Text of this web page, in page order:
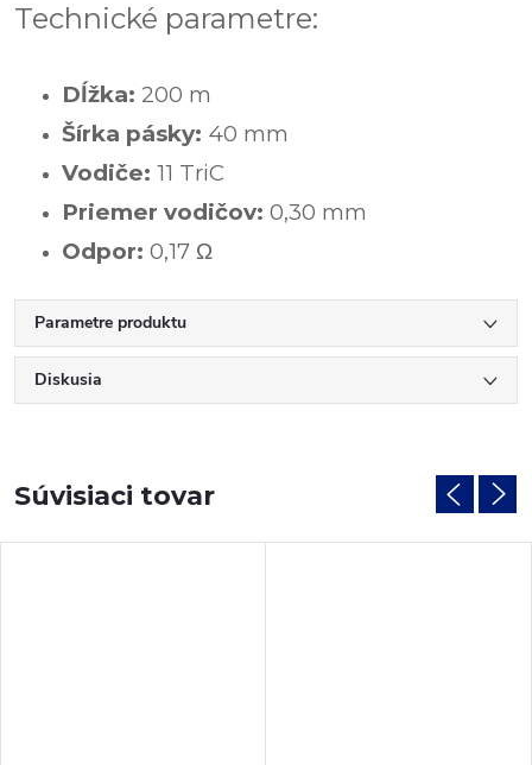
Technické parametre:
Dĺžka: 200 m
Šírka pásky: 40 mm
Vodiče: 11 TriC
Priemer vodičov: 0,30 mm
Odpor: 0,17 Ω
Parametre produktu
Diskusia
Súvisiaci tovar